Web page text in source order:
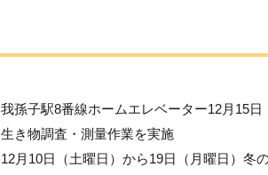
我孫子駅8番線ホームエレベーター12月15
生き物調査・測量作業を実施
12月10日（土曜日）から19日（月曜日）冬